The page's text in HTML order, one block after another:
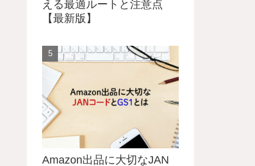
える最適ルートと注意点
【最新版】
Amazon出品に大切なJAN